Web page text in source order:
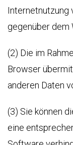
Internetnutzung
gegenüber dem
(2) Die im
Browser
anderen Daten
(3) Sie können
eine